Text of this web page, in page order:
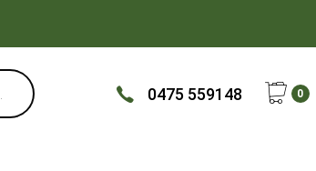
0475 559148 0